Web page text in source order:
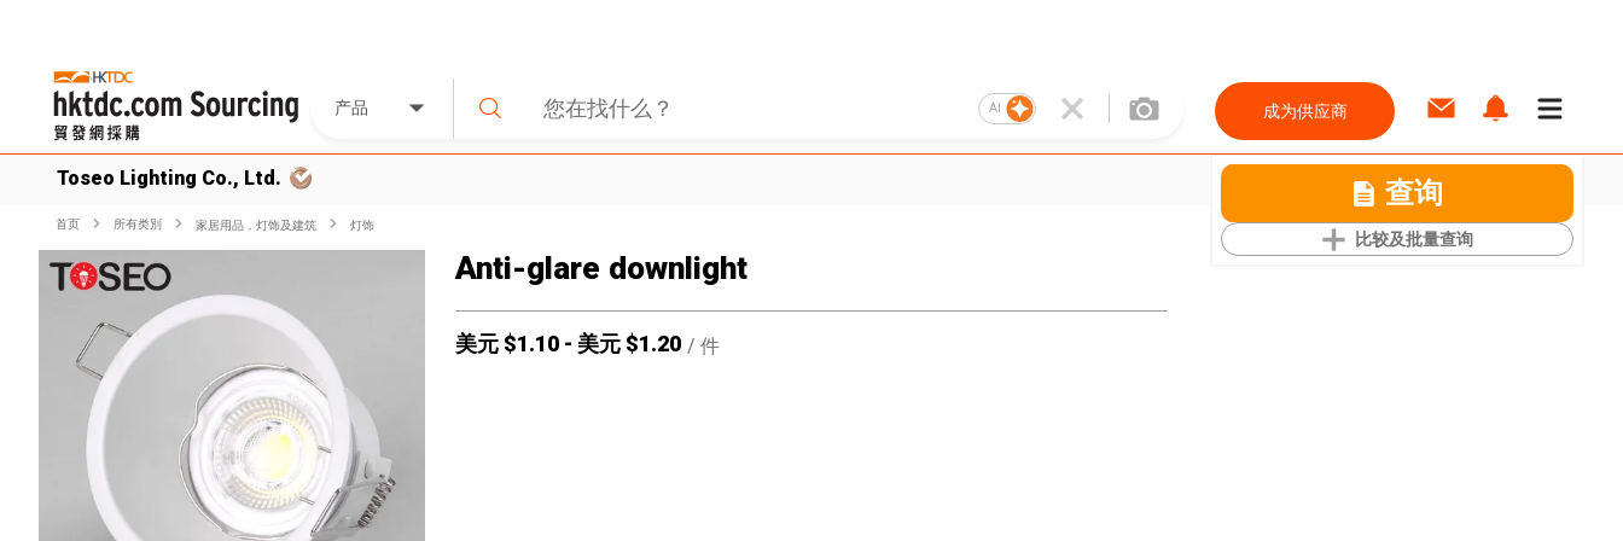
产品 AI 成为供应商
Toseo Lighting Co., Ltd. 查询
比较及批量查询
首页 所有类別 家居用品，灯饰及建筑 灯饰
Anti-glare downlight
美元 $1.10 - 美元 $1.20 / 件